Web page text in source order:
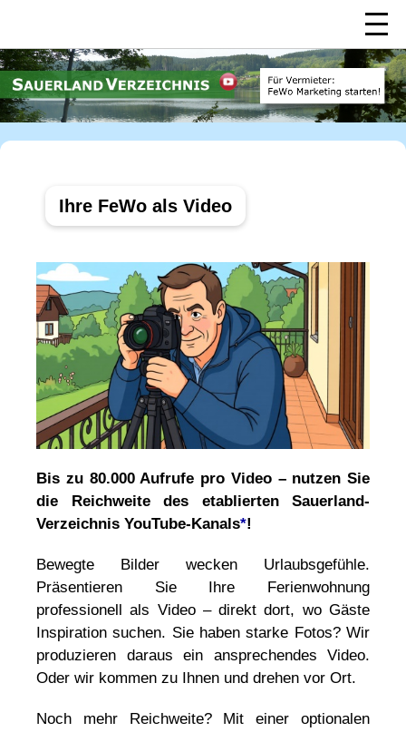
Ihre FeWo als Video
Bis zu 80.000 Aufrufe pro Video – nutzen Sie
die Reichweite des etablierten Sauerland-
Verzeichnis YouTube-Kanals*!
Bewegte Bilder wecken Urlaubsgefühle.
Präsentieren Sie Ihre Ferienwohnung
professionell als Video – direkt dort, wo Gäste
Inspiration suchen. Sie haben starke Fotos? Wir
produzieren daraus ein ansprechendes Video.
Oder wir kommen zu Ihnen und drehen vor Ort.
Noch mehr Reichweite? Mit einer optionalen